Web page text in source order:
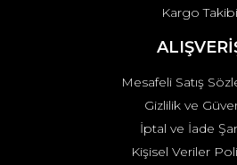
Gönder
Kargo Takibi
Mesafeli Satış
Gizlilik ve
İptal ve İade
Kişisel Veriler